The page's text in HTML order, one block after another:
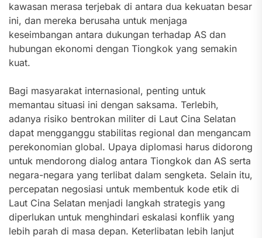
kawasan merasa terjebak di antara dua kekuatan besar
ini, dan mereka berusaha untuk menjaga
keseimbangan antara dukungan terhadap AS dan
hubungan ekonomi dengan Tiongkok yang semakin
kuat.
Bagi masyarakat internasional, penting untuk
memantau situasi ini dengan saksama. Terlebih,
adanya risiko bentrokan militer di Laut Cina Selatan
dapat mengganggu stabilitas regional dan mengancam
perekonomian global. Upaya diplomasi harus didorong
untuk mendorong dialog antara Tiongkok dan AS serta
negara-negara yang terlibat dalam sengketa. Selain itu,
percepatan negosiasi untuk membentuk kode etik di
Laut Cina Selatan menjadi langkah strategis yang
diperlukan untuk menghindari eskalasi konflik yang
lebih parah di masa depan. Keterlibatan lebih lanjut